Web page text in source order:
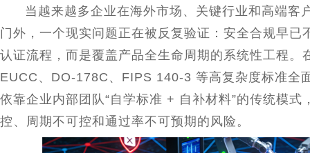
当越来越多企业在海外市场、关键行业和高端客
门外，一个现实问题正在被反复验证：安全合规早已
认证流程，而是覆盖产品全生命周期的系统性工程。
EUCC、DO-178C、FIPS 140-3 等高复杂度标准全
依靠企业内部团队“自学标准 + 自补材料”的传统模式
控、周期不可控和通过率不可预期的风险。